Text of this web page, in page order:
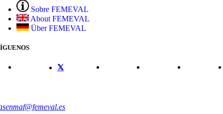
Sobre FEMEVAL
About FEMEVAL
Über FEMEVAL